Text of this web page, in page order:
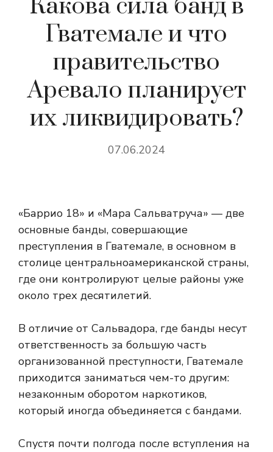
Какова сила банд в
Гватемале и что
правительство
Аревало планирует
их ликвидировать?
07.06.2024
«Баррио 18» и «Мара Сальватруча» — две
основные банды, совершающие
преступления в Гватемале, в основном в
столице центральноамериканской страны,
где они контролируют целые районы уже
около трех десятилетий.
В отличие от Сальвадора, где банды несут
ответственность за большую часть
организованной преступности, Гватемале
приходится заниматься чем-то другим:
незаконным оборотом наркотиков,
который иногда объединяется с бандами.
Спустя почти полгода после вступления на